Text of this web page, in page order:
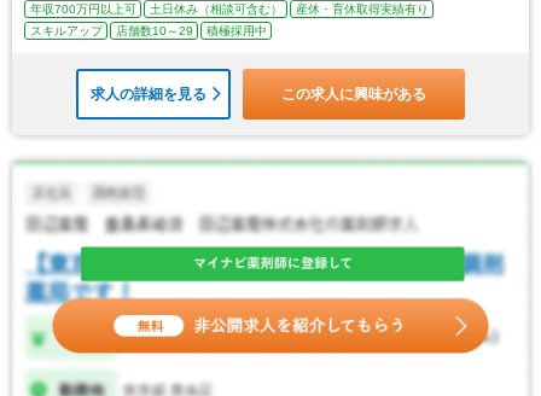
年収700万円以上可 土日休み（相談可含む）
産休・育休取得実績有り
スキルアップ
店舗数10～29 積極採用中
求人の詳細を見る この求人に興味がある